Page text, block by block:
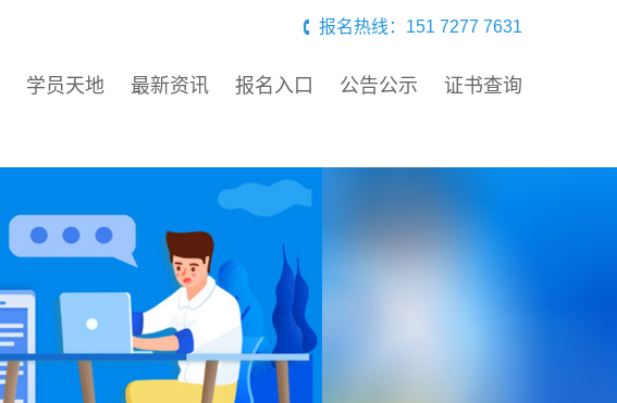
报名热线：151 7277 7631
学员天地 最新资讯 报名入口 公告公示 证书查询